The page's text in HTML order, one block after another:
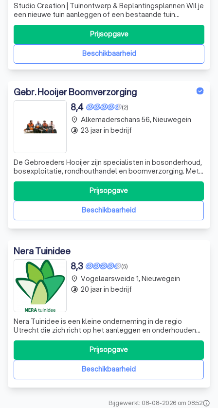
Studio Creation | Tuinontwerp & Beplantingsplannen Wil je
een nieuwe tuin aanleggen of een bestaande tuin
vernieuwen? Veel mensen schakelen direct een hovenier
in, terwijl de belangrijkste keuzes juist vóór de aanleg
worden gemaakt. Daar help ik bij. Ik ben Liesbeth van
Studio Creation, tuinontweBeschikbaarheid
Prijsopgave
Gebr. Hooijer Boomverzorging
(2)
8,4
De Gebroeders Hooijer zijn specialisten in bosonderhoud,
bosexploitatie, rondhouthandel en boomverzorging. Met
meer dan 25 jaar ervaring in de bosbouw en
boomrooiwerk, zijn wij uw betrouwbare partner voor al uw
boomgerelateerde projecten. Onze expertise omvat het
snoeien, zagen, kappen, rooien, vers
Beschikbaarheid
Prijsopgave
place Alkemaderschans 56, Nieuwegein
timelapse 23 jaar in bedrijf
Nera Tuinidee
(5)
8,3
Nera Tuinidee is een kleine onderneming in de regio
Utrecht die zich richt op het aanleggen en onderhouden
van tuinen, aanleggen van bestrating en het ontwerpen
Beschikbaarheid
Prijsopgave
place Vogelaarsweide 1, Nieuwegein
timelapse 20 jaar in bedrijf
Bijgewerkt: 08-08-2026 om 08:52info